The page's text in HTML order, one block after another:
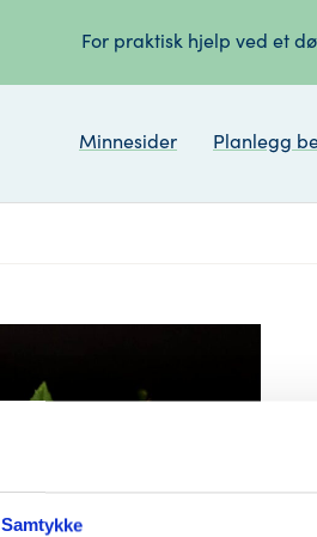
Samtykke
For praktisk hjelp ved et
Minnesider Planlegg